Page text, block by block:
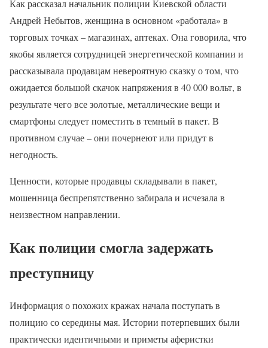
Как рассказал начальник полиции Киевской области
Андрей Небытов, женщина в основном «работала» в
торговых точках – магазинах, аптеках. Она говорила, что
якобы является сотрудницей энергетической компании и
рассказывала продавцам невероятную сказку о том, что
ожидается большой скачок напряжения в 40 000 вольт, в
результате чего все золотые, металлические вещи и
смартфоны следует поместить в темный в пакет. В
противном случае – они почернеют или придут в
негодность.
Ценности, которые продавцы складывали в пакет,
мошенница беспрепятственно забирала и исчезала в
неизвестном направлении.
Как полиции смогла задержать
преступницу
Информация о похожих кражах начала поступать в
полицию со середины мая. Истории потерпевших были
практически идентичными и приметы аферистки